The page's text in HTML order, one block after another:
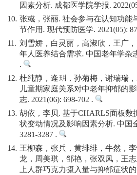
因素分析. 成都医学院学报.
10. 张彧，张丽. 社会参与在认知功能
节作用. 现代预防医学. 2021(05):
11. 刘雪娇，白灵丽，高淑欣，王广
年人医养结合需求. 中国老年学杂
.
12. 杜纯静，逄玥，孙菊梅，谢瑞瑞
儿童期家庭关系对中老年抑郁的
志. 2021(06): 698-702 .
13. 胡依，李贝. 基于CHARLS面板数
状变动情况及影响因素分析. 中国
3281-3287 .
14. 王柳森，张兵，黄绯绯，牛然，
龙，周美琪，邹艳，张双凤，王
上人群巧克力摄入量与抑郁症状